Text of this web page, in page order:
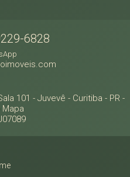
6828
101 - Juvevê - Curitiba - PR -